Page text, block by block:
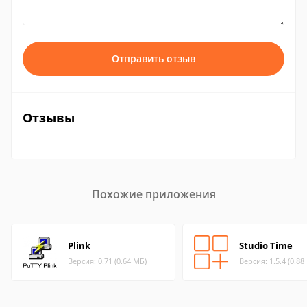
Отправить отзыв
Отзывы
Похожие приложения
Plink
Версия: 0.71 (0.64 МБ)
Studio Time
Версия: 1.5.4